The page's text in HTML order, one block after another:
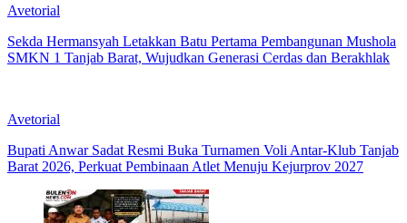
Avetorial
Sekda Hermansyah Letakkan Batu Pertama Pembangunan Mushola
SMKN 1 Tanjab Barat, Wujudkan Generasi Cerdas dan Berakhlak
Avetorial
Bupati Anwar Sadat Resmi Buka Turnamen Voli Antar-Klub Tanjab
Barat 2026, Perkuat Pembinaan Atlet Menuju Kejurprov 2027